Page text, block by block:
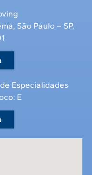
São Paulo – SP,
Especialidades
E